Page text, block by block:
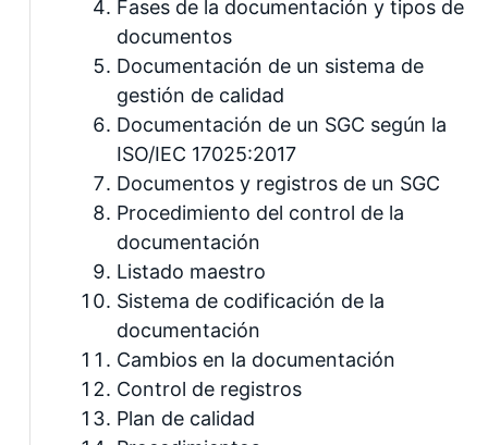
Fases de la documentación y tipos de
documentos
Documentación de un sistema de
gestión de calidad
Documentación de un SGC según la
ISO/IEC 17025:2017
Documentos y registros de un SGC
Procedimiento del control de la
documentación
Listado maestro
Sistema de codificación de la
documentación
Cambios en la documentación
Control de registros
Plan de calidad